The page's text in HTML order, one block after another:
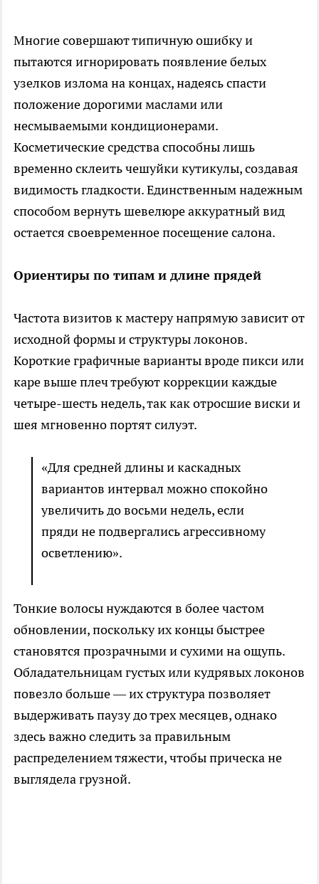
Многие совершают типичную ошибку и
пытаются игнорировать появление белых
узелков излома на концах, надеясь спасти
положение дорогими маслами или
несмываемыми кондиционерами.
Косметические средства способны лишь
временно склеить чешуйки кутикулы, создавая
видимость гладкости. Единственным надежным
способом вернуть шевелюре аккуратный вид
остается своевременное посещение салона.
Ориентиры по типам и длине прядей
Частота визитов к мастеру напрямую зависит от
исходной формы и структуры локонов.
Короткие графичные варианты вроде пикси или
каре выше плеч требуют коррекции каждые
четыре-шесть недель, так как отросшие виски и
шея мгновенно портят силуэт.
«Для средней длины и каскадных
вариантов интервал можно спокойно
увеличить до восьми недель, если
пряди не подвергались агрессивному
осветлению».
Тонкие волосы нуждаются в более частом
обновлении, поскольку их концы быстрее
становятся прозрачными и сухими на ощупь.
Обладательницам густых или кудрявых локонов
повезло больше — их структура позволяет
выдерживать паузу до трех месяцев, однако
здесь важно следить за правильным
распределением тяжести, чтобы прическа не
выглядела грузной.